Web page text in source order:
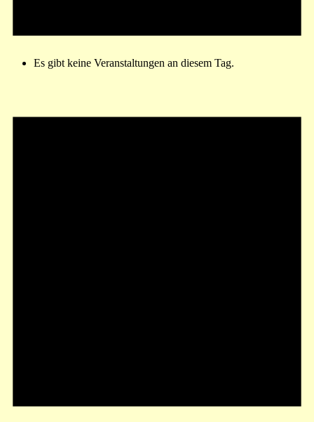
Es gibt keine Veranstaltungen an diesem Tag.